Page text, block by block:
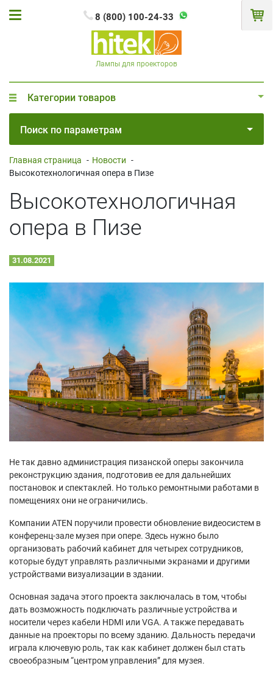
8 (800) 100-24-33
Лампы для проекторов
Категории товаров
Поиск по параметрам
Главная страница - Новости -
Высокотехнологичная опера в Пизе
Высокотехнологичная
опера в Пизе
31.08.2021
Не так давно администрация пизанской оперы закончила
реконструкцию здания, подготовив ее для дальнейших
постановок и спектаклей. Но только ремонтными работами в
помещениях они не ограничились.
Компании ATEN поручили провести обновление видеосистем в
конференц-зале музея при опере. Здесь нужно было
организовать рабочий кабинет для четырех сотрудников,
которые будут управлять различными экранами и другими
устройствами визуализации в здании.
Основная задача этого проекта заключалась в том, чтобы
дать возможность подключать различные устройства и
носители через кабели HDMI или VGA. А также передавать
данные на проекторы по всему зданию. Дальность передачи
играла ключевую роль, так как кабинет должен был стать
своеобразным “центром управления” для музея.